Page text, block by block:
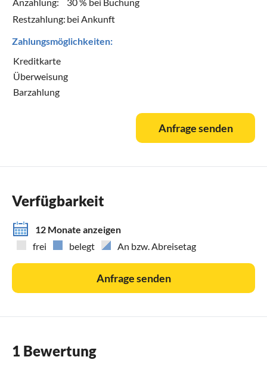
Restzahlung: bei Ankunft
Zahlungsmöglichkeiten:
Kreditkarte
Überweisung
Barzahlung
Anfrage senden
Verfügbarkeit
12 Monate anzeigen
frei
belegt An bzw. Abreisetag
Anfrage senden
1 Bewertung